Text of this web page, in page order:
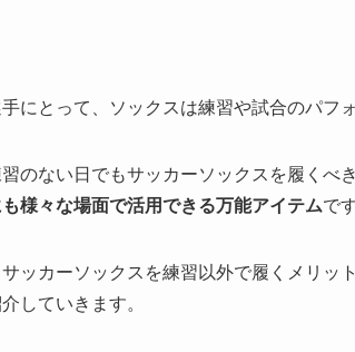
にとって、ソックスは練習や試合のパフ
のない日でもサッカーソックスを履くべ
様々な場面で活用できる万能アイテムで
ッカーソックスを練習以外で履くメリ
していきます。